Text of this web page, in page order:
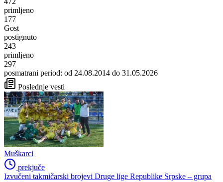
primljeno
177
Gost
postignuto
243
primljeno
297
posmatrani period: od 24.08.2014 do 31.05.2026
Poslednje vesti
Muškarci
prekjuče
Izvučeni takmičarski brojevi Druge lige Republike Srpske – grupa